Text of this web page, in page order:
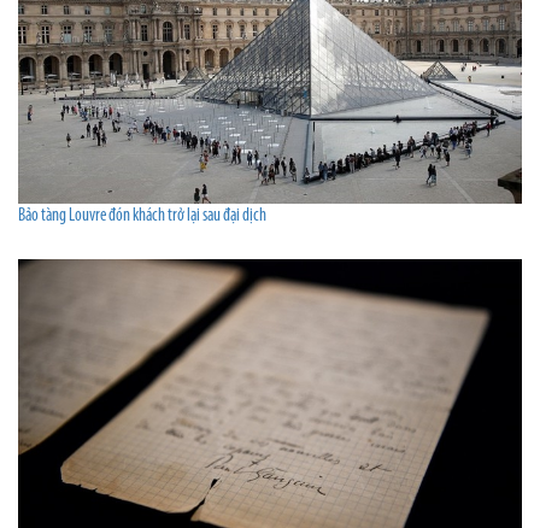
Bảo tàng Louvre đón khách trở lại sau đại dịch